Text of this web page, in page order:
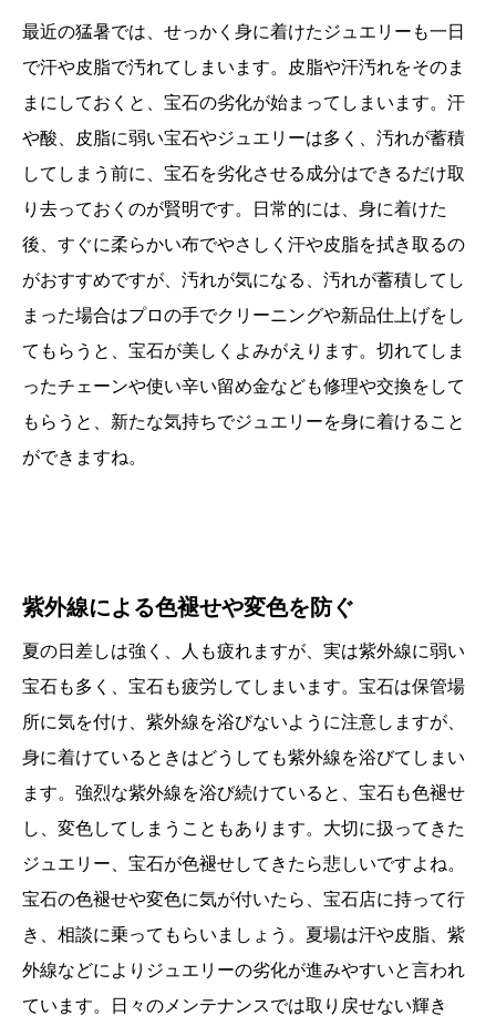
最近の猛暑では、せっかく身に着けたジュエリーも一日
で汗や皮脂で汚れてしまいます。皮脂や汗汚れをそのま
まにしておくと、宝石の劣化が始まってしまいます。汗
や酸、皮脂に弱い宝石やジュエリーは多く、汚れが蓄積
してしまう前に、宝石を劣化させる成分はできるだけ取
り去っておくのが賢明です。日常的には、身に着けた
後、すぐに柔らかい布でやさしく汗や皮脂を拭き取るの
がおすすめですが、汚れが気になる、汚れが蓄積してし
まった場合はプロの手でクリーニングや新品仕上げをし
てもらうと、宝石が美しくよみがえります。切れてしま
ったチェーンや使い辛い留め金なども修理や交換をして
もらうと、新たな気持ちでジュエリーを身に着けること
ができますね。
紫外線による色褪せや変色を防ぐ
夏の日差しは強く、人も疲れますが、実は紫外線に弱い
宝石も多く、宝石も疲労してしまいます。宝石は保管場
所に気を付け、紫外線を浴びないように注意しますが、
身に着けているときはどうしても紫外線を浴びてしまい
ます。強烈な紫外線を浴び続けていると、宝石も色褪せ
し、変色してしまうこともあります。大切に扱ってきた
ジュエリー、宝石が色褪せしてきたら悲しいですよね。
宝石の色褪せや変色に気が付いたら、宝石店に持って行
き、相談に乗ってもらいましょう。夏場は汗や皮脂、紫
外線などによりジュエリーの劣化が進みやすいと言われ
ています。日々のメンテナンスでは取り戻せない輝き